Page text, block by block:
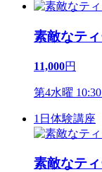
素敵なティ
11,000円
第4水曜
1日体験講座
素敵なテ